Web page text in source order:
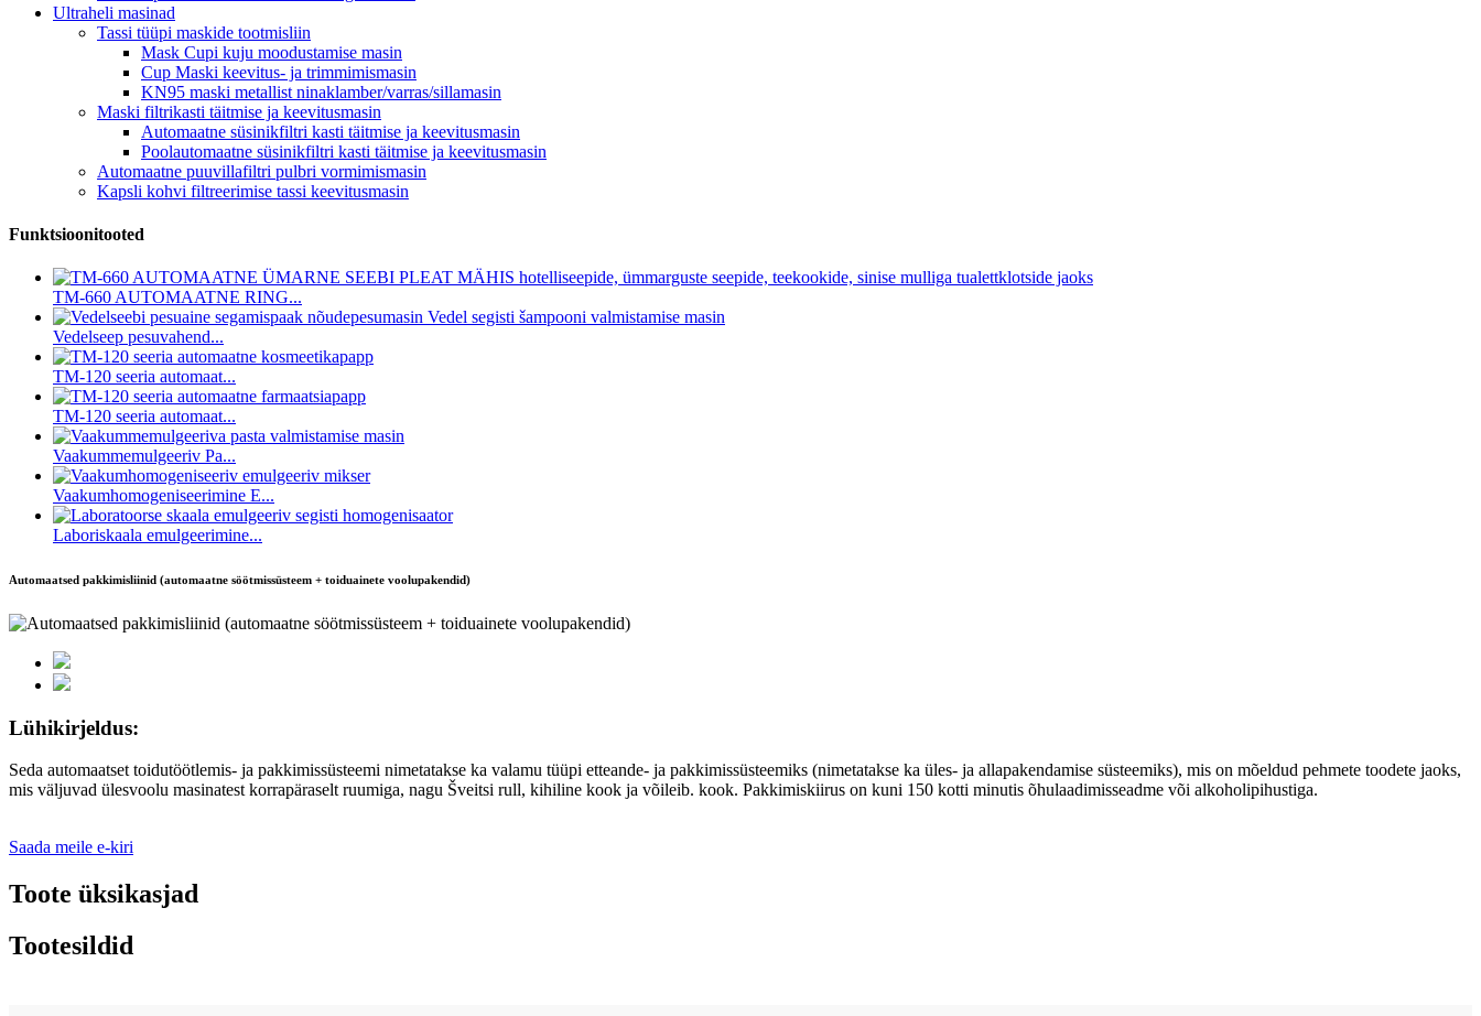
Ultraheli masinad
Tassi tüüpi maskide tootmisliin
Mask Cupi kuju moodustamise masin
Cup Maski keevitus- ja trimmimismasin
KN95 maski metallist ninaklamber/varras/sillamasin
Maski filtrikasti täitmise ja keevitusmasin
Automaatne süsinikfiltri kasti täitmise ja keevitusmasin
Poolautomaatne süsinikfiltri kasti täitmise ja keevitusmasin
Automaatne puuvillafiltri pulbri vormimismasin
Kapsli kohvi filtreerimise tassi keevitusmasin
Funktsioonitooted
TM-660 AUTOMAATNE RING...
Vedelseep pesuvahend...
TM-120 seeria automaat...
TM-120 seeria automaat...
Vaakummemulgeeriv Pa...
Vaakumhomogeniseerimine E...
Laboriskaala emulgeerimine...
Automaatsed pakkimisliinid (automaatne söötmissüsteem + toiduainete voolupakendid)
Lühikirjeldus:
Seda automaatset toidutöötlemis- ja pakkimissüsteemi nimetatakse ka valamu tüüpi etteande- ja pakkimissüsteemiks (nimetatakse ka üles- ja allapakendamise süsteemiks), mis on mõeldud pehmete toodete jaoks,
mis väljuvad ülesvoolu masinatest korrapäraselt ruumiga, nagu Šveitsi rull, kihiline kook ja võileib. kook. Pakkimiskiirus on kuni 150 kotti minutis õhulaadimisseadme või alkoholipihustiga.
Saada meile e-kiri
Toote üksikasjad
Tootesildid